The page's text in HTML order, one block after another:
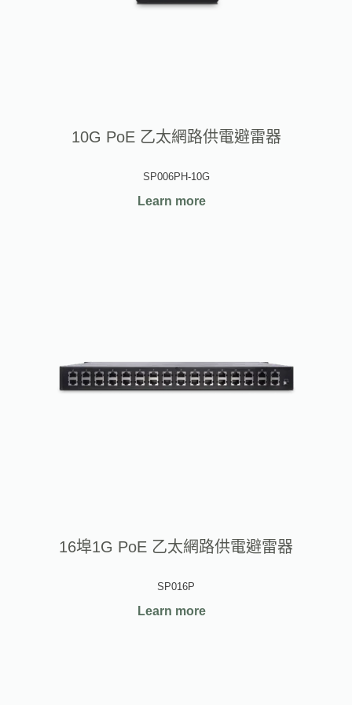
10G PoE 乙太網路供電避雷器
SP006PH-10G
Learn more
16埠1G PoE 乙太網路供電避雷器
SP016P
Learn more